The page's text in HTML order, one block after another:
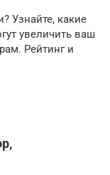
Узнайте, какие
увеличить ваш
Рейтинг и